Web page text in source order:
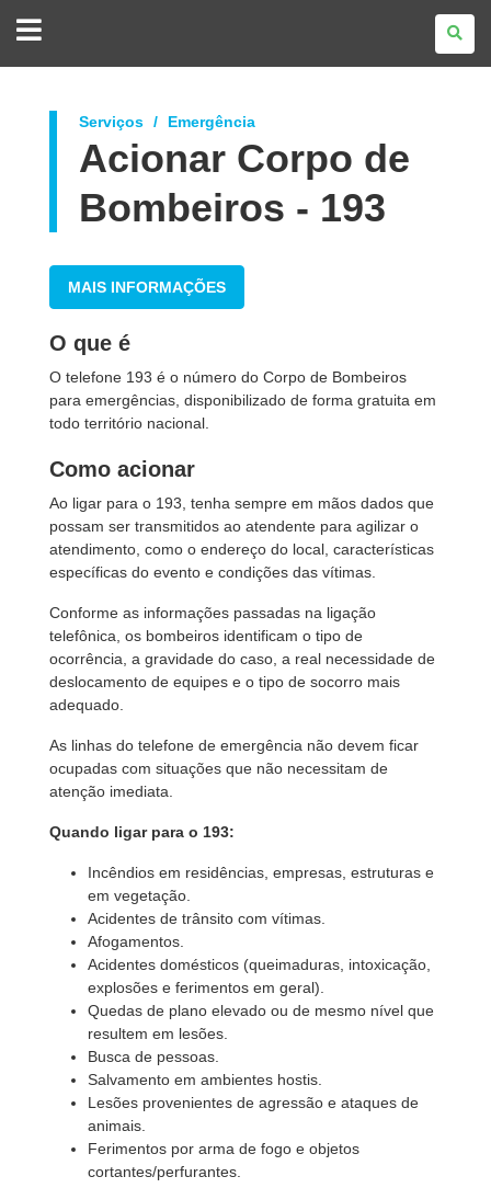
DO
Serviços Emergência
Acionar Corpo de
Bombeiros - 193
MAIS INFORMAÇÕES
O que é
O telefone 193 é o número do Corpo de Bombeiros
para emergências, disponibilizado de forma gratuita em
todo território nacional.
Como acionar
Ao ligar para o 193, tenha sempre em mãos dados que
possam ser transmitidos ao atendente para agilizar o
atendimento, como o endereço do local, características
específicas do evento e condições das vítimas.
Conforme as informações passadas na ligação
telefônica, os bombeiros identificam o tipo de
ocorrência, a gravidade do caso, a real necessidade de
deslocamento de equipes e o tipo de socorro mais
adequado.
As linhas do telefone de emergência não devem ficar
ocupadas com situações que não necessitam de
atenção imediata.
Quando ligar para o 193:
Incêndios em residências, empresas, estruturas e
em vegetação.
Acidentes de trânsito com vítimas.
Afogamentos.
Acidentes domésticos (queimaduras, intoxicação,
explosões e ferimentos em geral).
Quedas de plano elevado ou de mesmo nível que
resultem em lesões.
Busca de pessoas.
Salvamento em ambientes hostis.
Lesões provenientes de agressão e ataques de
animais.
Ferimentos por arma de fogo e objetos
cortantes/perfurantes.